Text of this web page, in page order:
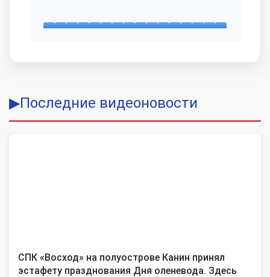
▶Последние видеоновости
СПК «Восход» на полуострове Канин принял
эстафету празднования Дня оленевода. Здесь